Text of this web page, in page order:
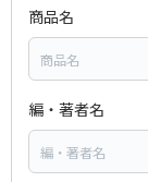
商品名
編・著者名